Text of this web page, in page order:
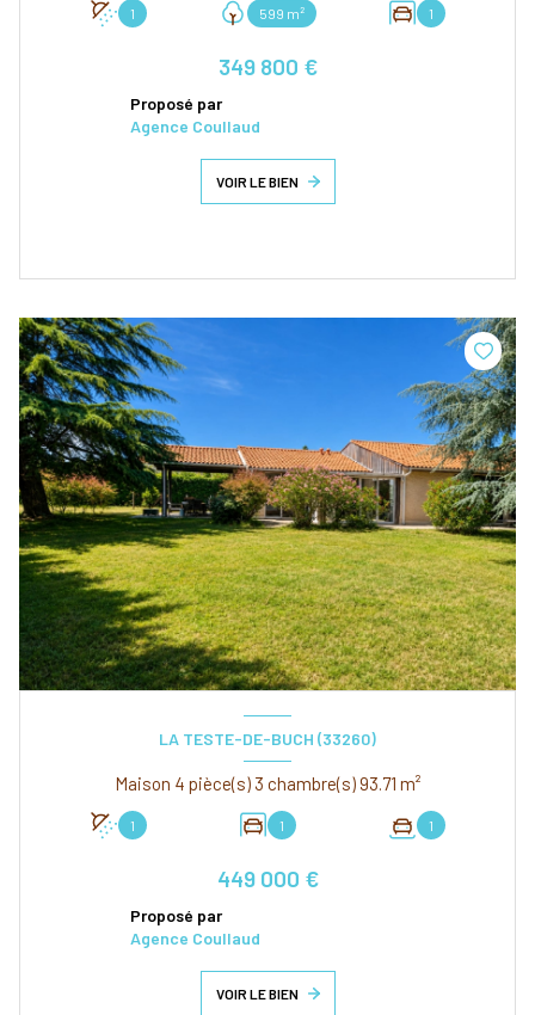
1 599 m² 1
349 800 €
Proposé par
Agence Coullaud
VOIR LE BIEN
LA TESTE-DE-BUCH (33260)
Maison 4 pièce(s) 3 chambre(s) 93.71 m²
1 1 1
449 000 €
Proposé par
Agence Coullaud
VOIR LE BIEN